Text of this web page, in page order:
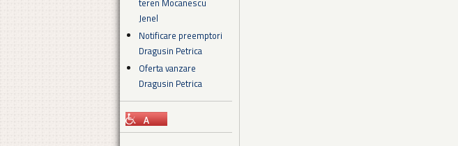
Jenel
Notificare preemptori
Dragusin Petrica
Oferta vanzare
Dragusin Petrica